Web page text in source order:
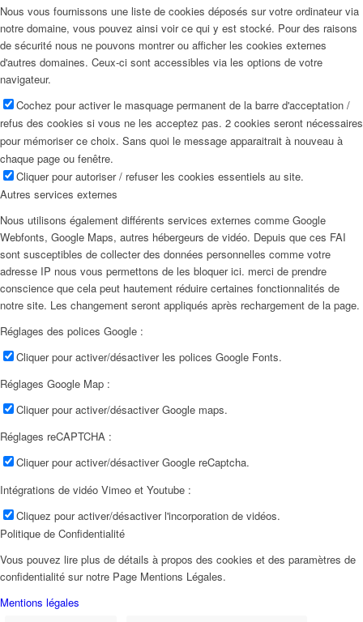
Nous vous fournissons une liste de cookies déposés sur votre ordinateur via
notre domaine, vous pouvez ainsi voir ce qui y est stocké. Pour des raisons
de sécurité nous ne pouvons montrer ou afficher les cookies externes
d'autres domaines. Ceux-ci sont accessibles via les options de votre
navigateur.
Cochez pour activer le masquage permanent de la barre d'acceptation /
refus des cookies si vous ne les acceptez pas. 2 cookies seront nécessaires
pour mémoriser ce choix. Sans quoi le message apparaitrait à nouveau à
chaque page ou fenêtre.
Cliquer pour autoriser / refuser les cookies essentiels au site.
Autres services externes
Nous utilisons également différents services externes comme Google
Webfonts, Google Maps, autres hébergeurs de vidéo. Depuis que ces FAI
sont susceptibles de collecter des données personnelles comme votre
adresse IP nous vous permettons de les bloquer ici. merci de prendre
conscience que cela peut hautement réduire certaines fonctionnalités de
notre site. Les changement seront appliqués après rechargement de la page.
Réglages des polices Google :
Cliquer pour activer/désactiver les polices Google Fonts.
Réglages Google Map :
Cliquer pour activer/désactiver Google maps.
Réglages reCAPTCHA :
Cliquer pour activer/désactiver Google reCaptcha.
Intégrations de vidéo Vimeo et Youtube :
Cliquez pour activer/désactiver l'incorporation de vidéos.
Politique de Confidentialité
Vous pouvez lire plus de détails à propos des cookies et des paramètres de
confidentialité sur notre Page Mentions Légales.
Mentions légales